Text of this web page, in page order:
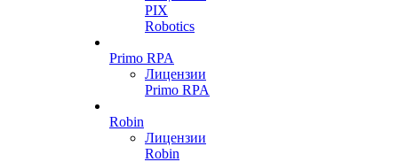
PIX
Robotics
Primo RPA
Лицензии
Primo RPA
Robin
Лицензии
Robin